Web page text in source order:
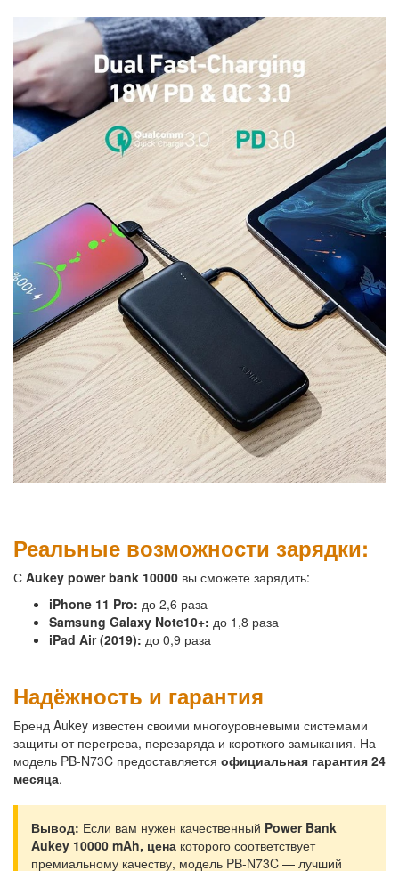
Реальные возможности зарядки:
С Aukey power bank 10000 вы сможете зарядить:
iPhone 11 Pro: до 2,6 раза
Samsung Galaxy Note10+: до 1,8 раза
iPad Air (2019): до 0,9 раза
Надёжность и гарантия
Бренд Aukey известен своими многоуровневыми системами
защиты от перегрева, перезаряда и короткого замыкания. На
модель PB-N73C предоставляется официальная гарантия 24
месяца.
Вывод: Если вам нужен качественный Power Bank
Aukey 10000 mAh, цена которого соответствует
премиальному качеству, модель PB-N73C — лучший